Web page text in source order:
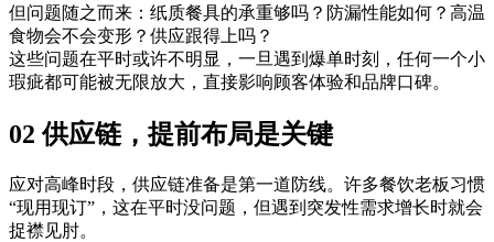
但问题随之而来：纸质餐具的承重够吗？防漏性能如何？高温
食物会不会变形？供应跟得上吗？
这些问题在平时或许不明显，一旦遇到爆单时刻，任何一个小
瑕疵都可能被无限放大，直接影响顾客体验和品牌口碑。
02 供应链，提前布局是关键
应对高峰时段，供应链准备是第一道防线。许多餐饮老板习惯
“现用现订”，这在平时没问题，但遇到突发性需求增长时就会
捉襟见肘。